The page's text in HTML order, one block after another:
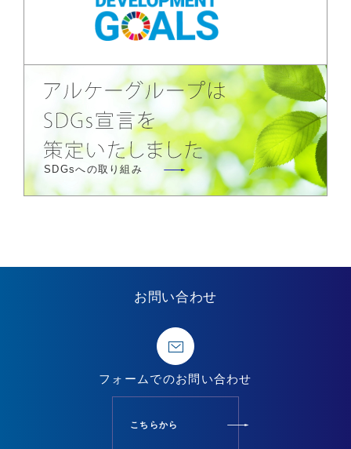
SDGsへの取り組み
お問い合わせ
フォームでのお問い合わせ
こちらから